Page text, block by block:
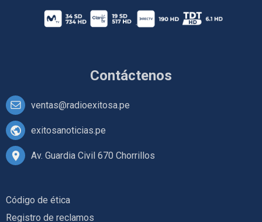
Contáctenos
ventas@radioexitosa.pe
exitosanoticias.pe
Av. Guardia Civil 670 Chorrillos
Código de ética
Registro de reclamos